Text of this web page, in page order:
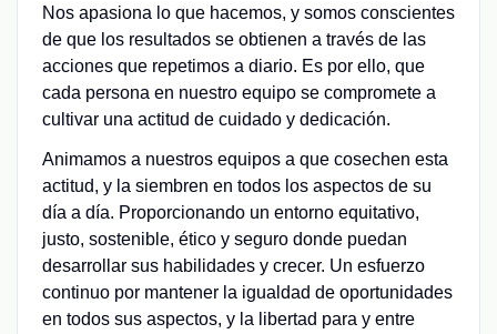
Nos apasiona lo que hacemos, y somos conscientes
de que los resultados se obtienen a través de las
acciones que repetimos a diario. Es por ello, que
cada persona en nuestro equipo se compromete a
cultivar una actitud de cuidado y dedicación.
Animamos a nuestros equipos a que cosechen esta
actitud, y la siembren en todos los aspectos de su
día a día. Proporcionando un entorno equitativo,
justo, sostenible, ético y seguro donde puedan
desarrollar sus habilidades y crecer. Un esfuerzo
continuo por mantener la igualdad de oportunidades
en todos sus aspectos, y la libertad para y entre